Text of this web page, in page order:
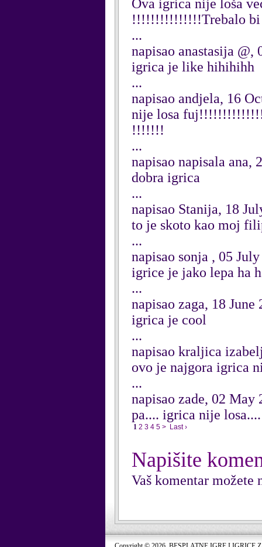
Ova igrica nije
!!!!!!!!!!!!!!!Trebalo bi
...
napisao anastasija @,
igrica je like hihihihh
...
napisao andjela, 16
nije losa
!!!!!!!
...
napisao napisala ana,
dobra igrica
...
napisao Stanija, 18
to je skoto kao moj
...
napisao sonja , 05
igrice je jako lepa ha
...
napisao zaga, 18 June
igrica je cool
...
napisao kraljica
ovo je najgora igrica
...
napisao zade, 02 May
pa.... igrica nije losa....
1 2 3 4 5 > Last ›
Napišite
Vaš komentar možete